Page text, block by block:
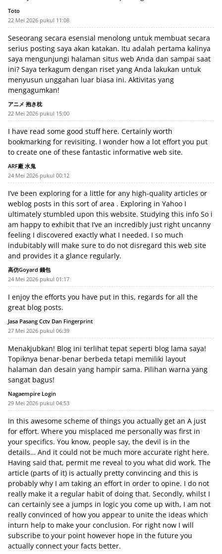
Toto
22 Mei 2026 pukul 11:08
Seseorang secara esensial menolong untuk membuat secara
serius posting saya akan katakan. Itu adalah pertama kalinya
saya mengunjungi halaman situs web Anda dan sampai saat
ini? Saya terkagum dengan riset yang Anda lakukan untuk
menyusun unggahan luar biasa ini. Aktivitas yang
mengagumkan!
アニメ 抱き枕
22 Mei 2026 pukul 15:00
I have read some good stuff here. Certainly worth
bookmarking for revisiting. I wonder how a lot effort you put
to create one of these fantastic informative web site.
ARF廠 水鬼
24 Mei 2026 pukul 00:12
I’ve been exploring for a little for any high-quality articles or
weblog posts in this sort of area . Exploring in Yahoo I
ultimately stumbled upon this website. Studying this info So i
am happy to exhibit that I’ve an incredibly just right uncanny
feeling I discovered exactly what I needed. I so much
indubitably will make sure to do not disregard this web site
and provides it a glance regularly.
高仿Goyard 錢包
24 Mei 2026 pukul 01:17
I enjoy the efforts you have put in this, regards for all the
great blog posts.
Jasa Pasang Cctv Dan Fingerprint
27 Mei 2026 pukul 06:39
Menakjubkan! Blog ini terlihat tepat seperti blog lama saya!
Topiknya benar-benar berbeda tetapi memiliki layout
halaman dan desain yang hampir sama. Pilihan warna yang
sangat bagus!
Nagaempire Login
29 Mei 2026 pukul 04:53
In this awesome scheme of things you actually get an A just
for effort. Where you misplaced me personally was first in
your specifics. You know, people say, the devil is in the
details… And it could not be much more accurate right here.
Having said that, permit me reveal to you what did work. The
article (parts of it) is actually pretty convincing and this is
probably why I am taking an effort in order to opine. I do not
really make it a regular habit of doing that. Secondly, whilst I
can certainly see a jumps in logic you come up with, I am not
really convinced of how you appear to unite the ideas which
inturn help to make your conclusion. For right now I will
subscribe to your point however hope in the future you
actually connect your facts better.